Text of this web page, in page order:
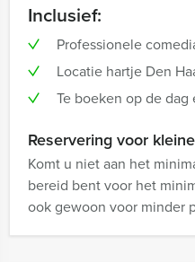
Inclusief:
Professionele
Locatie hartje Den
Te boeken op de
Reservering voor
Komt u niet aan het
bereid bent voor het
ook gewoon voor minder